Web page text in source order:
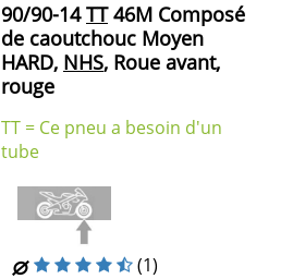
90/90-14 TT46M Composé
de caoutchouc Moyen
HARD, NHS, Roue avant,
rouge
TT = Ce pneu a besoin d'un
tube
(1)